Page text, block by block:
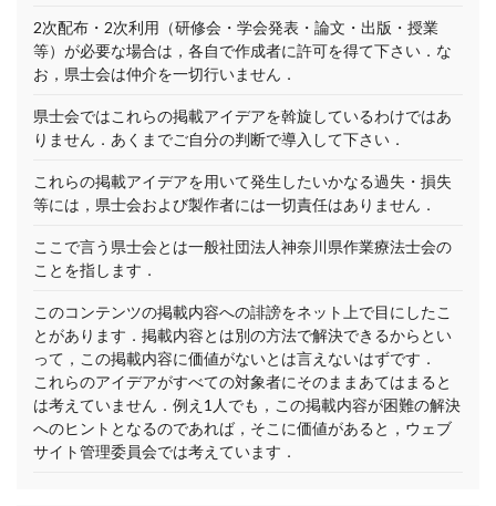
2次配布・2次利用（研修会・学会発表・論文・出版・授業
等）が必要な場合は，各自で作成者に許可を得て下さい．な
お，県士会は仲介を一切行いません．
県士会ではこれらの掲載アイデアを斡旋しているわけではあ
りません．あくまでご自分の判断で導入して下さい．
これらの掲載アイデアを用いて発生したいかなる過失・損失
等には，県士会および製作者には一切責任はありません．
ここで言う県士会とは一般社団法人神奈川県作業療法士会の
ことを指します．
このコンテンツの掲載内容への誹謗をネット上で目にしたこ
とがあります．掲載内容とは別の方法で解決できるからとい
って，この掲載内容に価値がないとは言えないはずです．
これらのアイデアがすべての対象者にそのままあてはまると
は考えていません．例え1人でも，この掲載内容が困難の解決
へのヒントとなるのであれば，そこに価値があると，ウェブ
サイト管理委員会では考えています．